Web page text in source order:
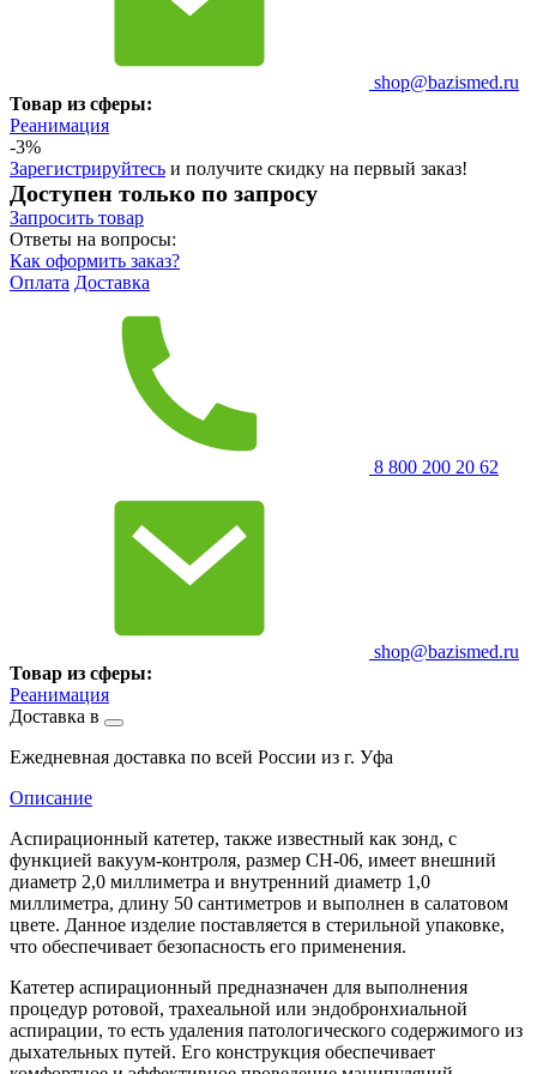
shop@bazismed.ru
Товар из сферы:
Реанимация
-3%
Зарегистрируйтесь и получите скидку на первый заказ!
Доступен только по запросу
Запросить товар
Ответы на вопросы:
Как оформить заказ?
Оплата Доставка
8 800 200 20 62
shop@bazismed.ru
Товар из сферы:
Реанимация
Доставка в
Ежедневная доставка по всей России из г. Уфа
Описание
Аспирационный катетер, также известный как зонд, с
функцией вакуум-контроля, размер CH-06, имеет внешний
диаметр 2,0 миллиметра и внутренний диаметр 1,0
миллиметра, длину 50 сантиметров и выполнен в салатовом
цвете. Данное изделие поставляется в стерильной упаковке,
что обеспечивает безопасность его применения.
Катетер аспирационный предназначен для выполнения
процедур ротовой, трахеальной или эндобронхиальной
аспирации, то есть удаления патологического содержимого из
дыхательных путей. Его конструкция обеспечивает